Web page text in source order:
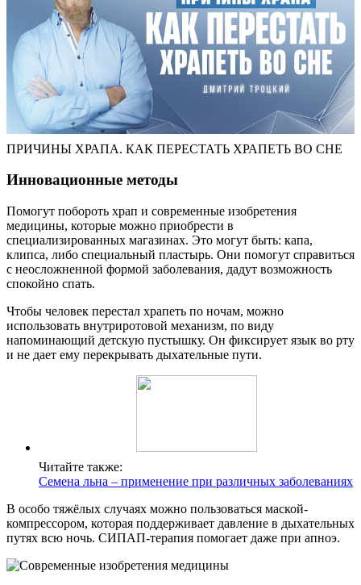
ПРИЧИНЫ ХРАПА. КАК ПЕРЕСТАТЬ ХРАПЕТЬ ВО СНЕ
Инновационные методы
Помогут побороть храп и современные изобретения
медицины, которые можно приобрести в
специализированных магазинах. Это могут быть: капа,
клипса, либо специальный пластырь. Они помогут справиться
с неосложненной формой заболевания, дадут возможность
спокойно спать.
Чтобы человек перестал храпеть по ночам, можно
использовать внутриротовой механизм, по виду
напоминающий детскую пустышку. Он фиксирует язык во рту
и не дает ему перекрывать дыхательные пути.
Читайте также:
Семена льна – применение при различных заболеваниях
В особо тяжёлых случаях можно пользоваться маской-
компрессором, которая поддерживает давление в дыхательных
путях всю ночь. СИПАП-терапия помогает даже при апноэ.